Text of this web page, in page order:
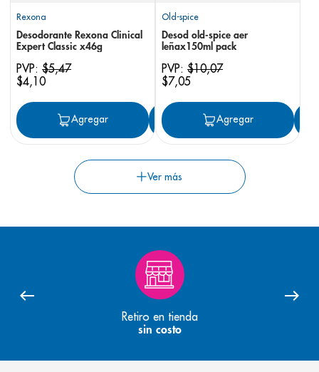
Rexona
Desodorante Rexona Clinical
Expert Classic x46g
PVP: $5,47
$4,10
Agregar Agregar
Old-spice
Desod old-spice aer
leñax150ml pack
PVP: $10,07
$7,05
Agregar
Retiro en tienda
sin costo